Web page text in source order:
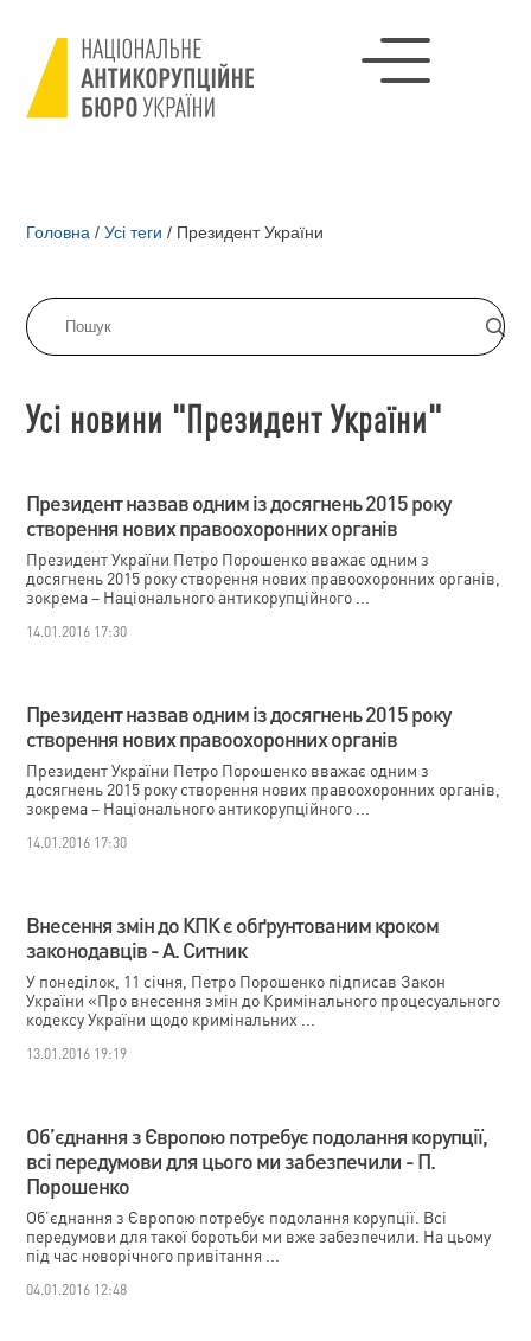
Головна / Усі теги / Президент України
Усі новини "Президент України"
Президент назвав одним із досягнень 2015 року
створення нових правоохоронних органів
Президент України Петро Порошенко вважає одним з
досягнень 2015 року створення нових правоохоронних органів,
зокрема – Національного антикорупційного ...
14.01.2016 17:30
Президент назвав одним із досягнень 2015 року
створення нових правоохоронних органів
Президент України Петро Порошенко вважає одним з
досягнень 2015 року створення нових правоохоронних органів,
зокрема – Національного антикорупційного ...
14.01.2016 17:30
Внесення змін до КПК є обґрунтованим кроком
законодавців - А. Ситник
У понеділок, 11 січня, Петро Порошенко підписав Закон
України «Про внесення змін до Кримінального процесуального
кодексу України щодо кримінальних ...
13.01.2016 19:19
Об’єднання з Європою потребує подолання корупції,
всі передумови для цього ми забезпечили - П.
Порошенко
Об’єднання з Європою потребує подолання корупції. Всі
передумови для такої боротьби ми вже забезпечили. На цьому
під час новорічного привітання ...
04.01.2016 12:48